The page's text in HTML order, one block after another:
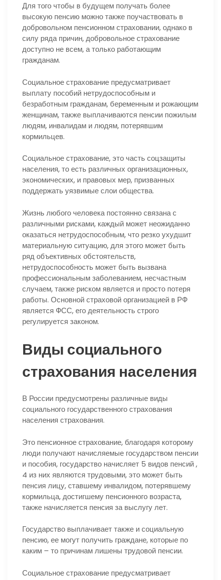
Для того чтобы в будущем получать более
высокую пенсию можно также поучаствовать в
добровольном пенсионном страховании, однако в
силу ряда причин, добровольное страхование
доступно не всем, а только работающим
гражданам.
Социальное страхование предусматривает
выплату пособий нетрудоспособным и
безработным гражданам, беременным и рожающим
женщинам, также выплачиваются пенсии пожилым
людям, инвалидам и людям, потерявшим
кормильцев.
Социальное страхование, это часть соцзащиты
населения, то есть различных организационных,
экономических, и правовых мер, призванных
поддержать уязвимые слои общества.
Жизнь любого человека постоянно связана с
различными рисками, каждый может неожиданно
оказаться нетрудоспособным, что резко ухудшит
материальную ситуацию, для этого может быть
ряд объективных обстоятельств,
нетрудоспособность может быть вызвана
профессиональным заболеванием, несчастным
случаем, также риском является и просто потеря
работы. Основной страховой организацией в РФ
является ФСС, его деятельность строго
регулируется законом.
Виды социального
страхования населения
В России предусмотрены различные виды
социального государственного страхования
населения страхования.
Это пенсионное страхование, благодаря которому
люди получают начисляемые государством пенсии
и пособия, государство начисляет 5 видов пенсий ,
4 из них являются трудовыми, это может быть
пенсия лицу, ставшему инвалидом, потерявшему
кормильца, достигшему пенсионного возраста,
также начисляется пенсия за выслугу лет.
Государство выплачивает также и социальную
пенсию, ее могут получить граждане, которые по
каким – то причинам лишены трудовой пенсии.
Социальное страхование предусматривает